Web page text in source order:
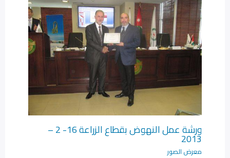
ورشة عمل النهوض بقطاع الزراعة 16- 2 –
2013
معرض الصور